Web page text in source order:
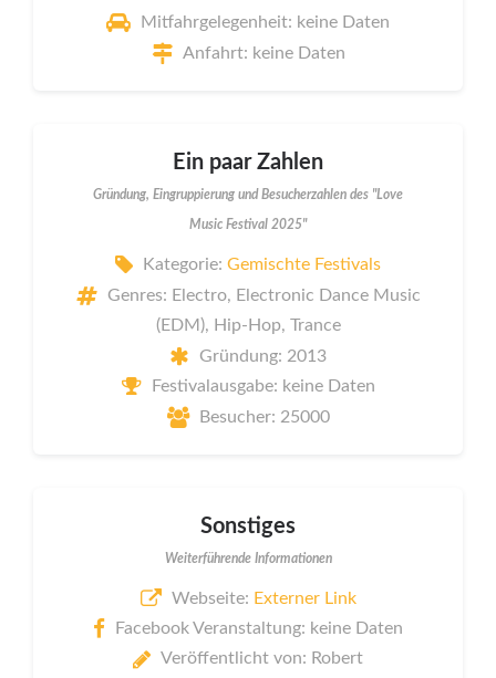
Mitfahrgelegenheit: keine Daten
Anfahrt: keine Daten
Ein paar Zahlen
Gründung, Eingruppierung und Besucherzahlen des "Love
Music Festival 2025"
Kategorie: Gemischte Festivals
Genres: Electro, Electronic Dance Music
(EDM), Hip-Hop, Trance
Gründung: 2013
Festivalausgabe: keine Daten
Besucher: 25000
Sonstiges
Weiterführende Informationen
Webseite: Externer Link
Facebook Veranstaltung: keine Daten
Veröffentlicht von: Robert